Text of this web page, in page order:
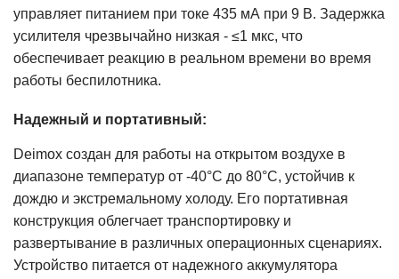
управляет питанием при токе 435 мА при 9 В. Задержка
усилителя чрезвычайно низкая - ≤1 мкс, что
обеспечивает реакцию в реальном времени во время
работы беспилотника.
Надежный и портативный:
Deimox создан для работы на открытом воздухе в
диапазоне температур от -40°C до 80°C, устойчив к
дождю и экстремальному холоду. Его портативная
конструкция облегчает транспортировку и
развертывание в различных операционных сценариях.
Устройство питается от надежного аккумулятора